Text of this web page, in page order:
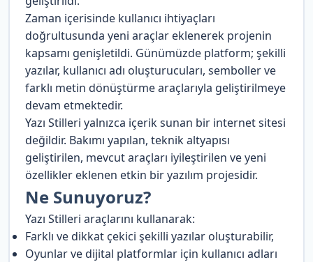
Zaman içerisinde kullanıcı ihtiyaçları
doğrultusunda yeni araçlar eklenerek projenin
kapsamı genişletildi. Günümüzde platform; şekilli
yazılar, kullanıcı adı oluşturucuları, semboller ve
farklı metin dönüştürme araçlarıyla geliştirilmeye
devam etmektedir.
Yazı Stilleri yalnızca içerik sunan bir internet sitesi
değildir. Bakımı yapılan, teknik altyapısı
geliştirilen, mevcut araçları iyileştirilen ve yeni
özellikler eklenen etkin bir yazılım projesidir.
Ne Sunuyoruz?
Yazı Stilleri araçlarını kullanarak:
Farklı ve dikkat çekici şekilli yazılar oluşturabilir,
Oyunlar ve dijital platformlar için kullanıcı adları